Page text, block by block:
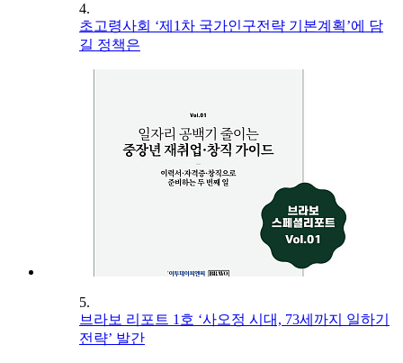
4.
초고령사회 ‘제1차 국가인구전략 기본계획’에 담
길 정책은
5.
브라보 리포트 1호 ‘사오정 시대, 73세까지 일하기
전략’ 발간